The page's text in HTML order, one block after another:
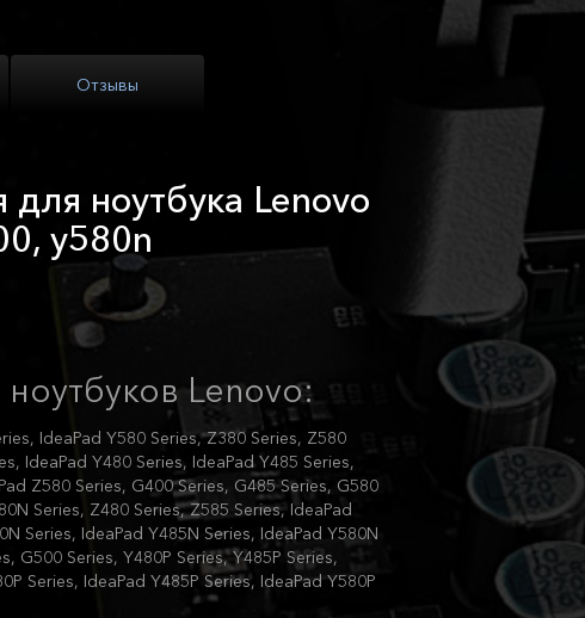
Отзывы
ноутбука Lenovo
y580n
Lenovo:
IdeaPad Y580 Series, Z380 Series, Z580
IdeaPad Y480 Series, IdeaPad Y485 Series,
Z580 Series, G400 Series, G485 Series, G580
Series, Z480 Series, Z585 Series, IdeaPad
Series, IdeaPad Y485N Series, IdeaPad Y580N
G500 Series, Y480P Series, Y485P Series,
Series, IdeaPad Y485P Series, IdeaPad Y580P